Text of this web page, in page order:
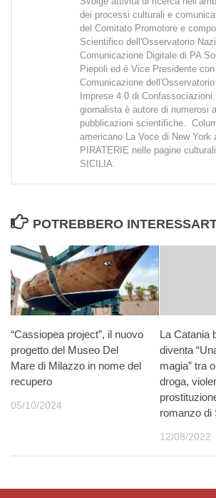
dei processi culturali e
del Comitato Promotore e
Scientifico dell'Osservatorio
Comunicazione Digitale di PA
Piepoli ed è Vice Presidente
Comunicazione
Imprese 4.0 di
giornalista è autore di numerosi
pubblicazioni scientifiche.
americano La Voce di New York
PIRATERIE nelle pagine
SICILIA.
POTREBBERO
“Cassiopea project”, il nuovo
progetto del Museo Del
Mare di Milazzo in nome del
recupero
05/10/2024
La Catania
diventa
magia” tra
droga,
romanzo di
12/08/2022